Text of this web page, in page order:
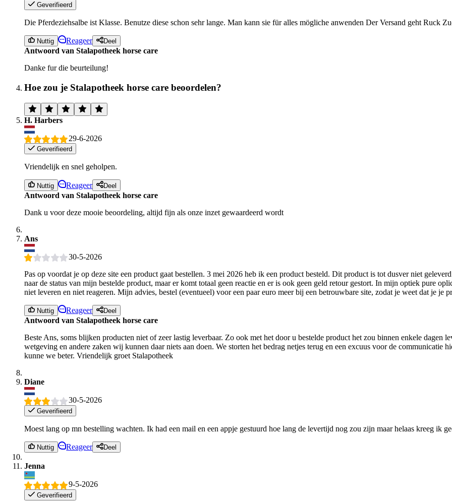
Geverifieerd
Die Pferdeziehsalbe ist Klasse. Benutze diese schon sehr lange. Man kann sie für alles mögliche anwenden Der Versand geht Ruck
Nuttig Reageer Deel
Antwoord van Stalapotheek horse care
Danke fur die beurteilung!
Hoe zou je Stalapotheek horse care beoordelen?
H. Harbers
29-6-2026
Geverifieerd
Vriendelijk en snel geholpen.
Nuttig Reageer Deel
Antwoord van Stalapotheek horse care
Dank u voor deze mooie beoordeling, altijd fijn als onze inzet gewaardeerd wordt
Ans
30-5-2026
Pas op voordat je op deze site een product gaat bestellen. 3 mei 2026 heb ik een product besteld. Dit product is tot dusver niet
naar de status van mijn bestelde product, maar er komt totaal geen reactie en er is ook geen geld retour gestort. In mijn optiek pure
niet leveren en niet reageren. Mijn advies, bestel (eventueel) voor een paar euro meer bij een betrouwbare site, zodat je weet dat je je
Nuttig Reageer Deel
Antwoord van Stalapotheek horse care
Beste Ans, soms blijken producten niet of zeer lastig leverbaar. Zo ook met het door u bestelde product het zou binnen enkele dagen
wetgeving en andere zaken wij kunnen daar niets aan doen. We storten het bedrag netjes terug en een excuus voor de
kunne we beter. Vriendelijk groet Stalapotheek
Diane
30-5-2026
Geverifieerd
Moest lang op mn bestelling wachten. Ik had een mail en een appje gestuurd hoe lang de levertijd nog zou zijn maar helaas kreeg ik
Nuttig Reageer Deel
Jenna
9-5-2026
Geverifieerd